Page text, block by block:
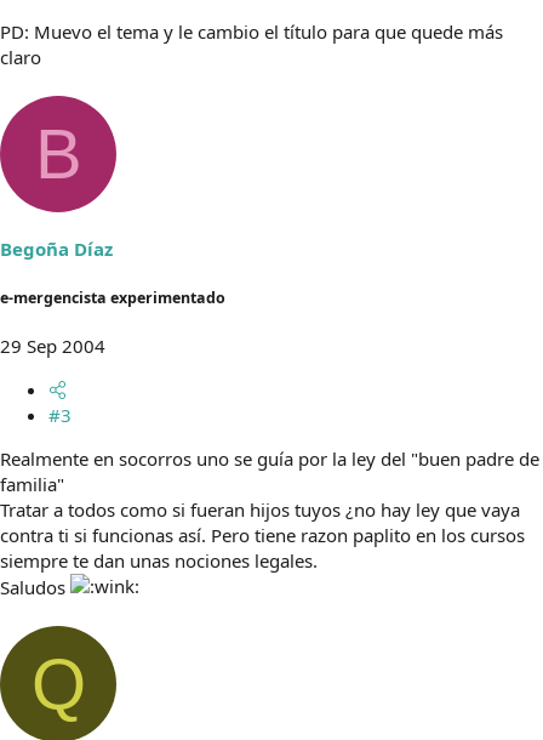
PD: Muevo el tema y le cambio el título para que quede más
claro
B
Begoña Díaz
e-mergencista experimentado
29 Sep 2004
#3
Realmente en socorros uno se guía por la ley del "buen padre de
familia"
Tratar a todos como si fueran hijos tuyos ¿no hay ley que vaya
contra ti si funcionas así. Pero tiene razon paplito en los cursos
siempre te dan unas nociones legales.
Saludos
Q